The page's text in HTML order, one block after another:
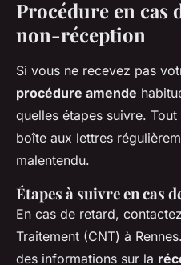
Procédure en cas
non-réception
Si vous ne recevez pas
procédure amende
quelles étapes suivre.
boîte aux lettres
malentendu.
Étapes à suivre en cas
En cas de retard,
Traitement (CNT) à
des informations sur la